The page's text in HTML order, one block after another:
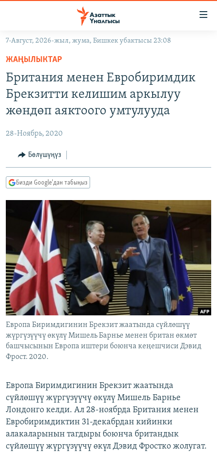
Навигацияга
өтүңүз
Издөөгө
салыңыз
МАДАНИЯТ
ДҮЙНӨ
УКРАИНА
ТВ ПРОГРАММАЛАР
БҮГҮН АЗАТТЫКТА
ДАНИСТЕ
ЭЖЕ-СИҢДИЛЕР
АЗАТТЫК+
ЫҢГАЙСЫЗ СУРООЛОР
ПОДКАСТ
Русский
ОНЛАЙН ШЕРИНЕ
ЭЕ/АРнун бардык сайттары
7-Август, 2026-жыл, жума, Бишкек убактысы 23:08
ЖАҢЫЛЫКТАР
Британия менен Евробиримдик
Брекзитти келишим аркылуу
жөндөп аяктоого умтулууда
28-Ноябрь, 2020
Бөлүшүңүз
Бизди Google'дан табыңыз
Европа Биримдигинин Брекзит жаатында сүйлөшүү
жүргүзүүчү өкүлү Мишель Барнье менен британ өкмөт
башчысынын Европа иштери боюнча кеңешчиси Дэвид
Фрост. 2020.
Европа Биримдигинин Брекзит жаатында
сүйлөшүү жүргүзүүчү өкүлү Мишель Барнье
Лондонго келди. Ал 28-ноябрда Британия менен
Евробиримдиктин 31-декабрдан кийинки
алакаларынын тагдыры боюнча британдык
сүйлөшүү жүргүзүүчү өкүл Дэвид Фростко жолугат.